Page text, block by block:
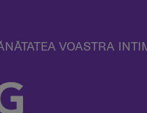
VOASTRA